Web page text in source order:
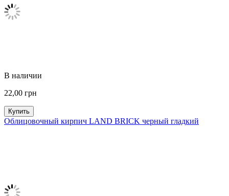
В наличии
22,00 грн
Купить
Облицовочный кирпич LAND BRICK черный гладкий